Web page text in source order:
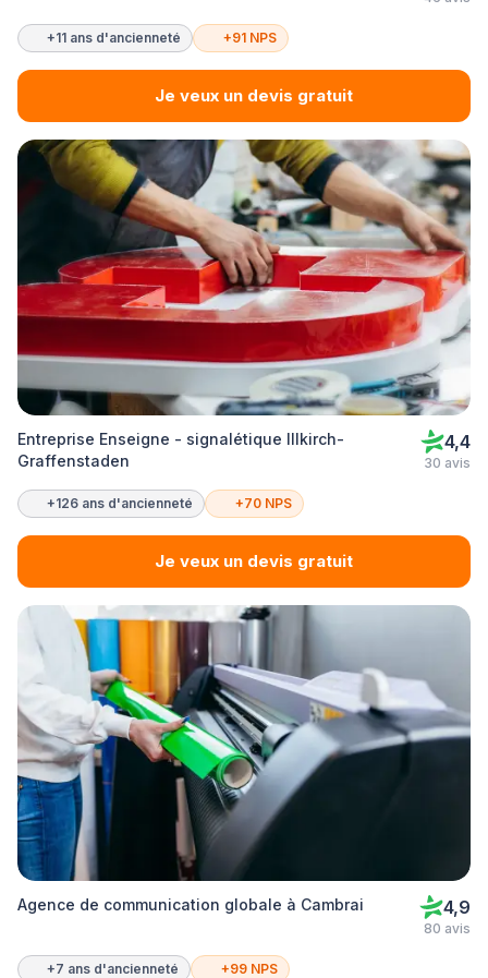
+11 ans d'ancienneté +91 NPS
Je veux un devis gratuit
Entreprise Enseigne - signalétique Illkirch-
Graffenstaden
4,4
30 avis
+126 ans d'ancienneté +70 NPS
Je veux un devis gratuit
Agence de communication globale à Cambrai 4,9
80 avis
+7 ans d'ancienneté +99 NPS